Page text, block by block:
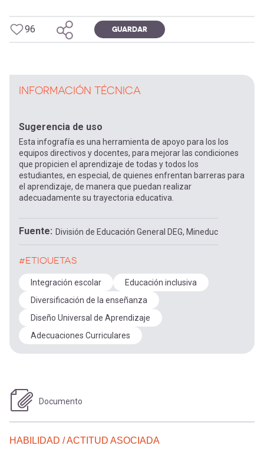
96 GUARDAR
INFORMACIÓN TÉCNICA
Sugerencia de uso
Esta infografía es una herramienta de apoyo para los los
equipos directivos y docentes, para mejorar las condiciones
que propicien el aprendizaje de todas y todos los
estudiantes, en especial, de quienes enfrentan barreras para
el aprendizaje, de manera que puedan realizar
adecuadamente su trayectoria educativa.
Fuente División de Educación General DEG, Mineduc
#ETIQUETAS
Integración escolar
Educación inclusiva
Diversificación de la enseñanza
Diseño Universal de Aprendizaje
Adecuaciones Curriculares
Documento
HABILIDAD / ACTITUD ASOCIADA